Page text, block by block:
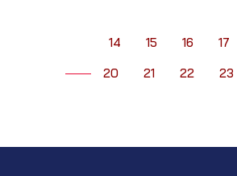
14 15 16 17
20
21 22 23